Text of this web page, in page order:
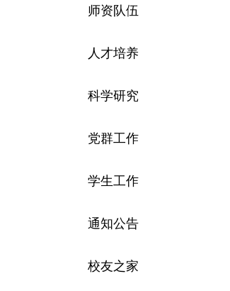
师资队伍
人才培养
科学研究
党群工作
学生工作
通知公告
校友之家